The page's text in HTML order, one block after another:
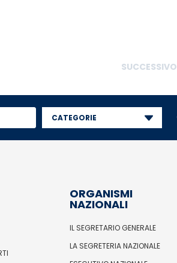
SUCCESSIVO
CATEGORIE
ORGANISMI
NAZIONALI
IL SEGRETARIO GENERALE
LA SEGRETERIA NAZIONALE